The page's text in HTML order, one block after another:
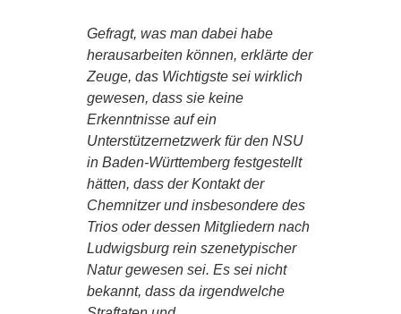
Gefragt, was man dabei habe
herausarbeiten können, erklärte der
Zeuge, das Wichtigste sei wirklich
gewesen, dass sie keine
Erkenntnisse auf ein
Unterstützernetzwerk für den NSU
in Baden-Württemberg festgestellt
hätten, dass der Kontakt der
Chemnitzer und insbesondere des
Trios oder dessen Mitgliedern nach
Ludwigsburg rein szenetypischer
Natur gewesen sei. Es sei nicht
bekannt, dass da irgendwelche